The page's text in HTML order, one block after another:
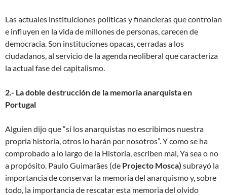
Las actuales instituiciones políticas y financieras que controlan
e influyen en la vida de millones de personas, carecen de
democracia. Son instituciones opacas, cerradas a los
ciudadanos, al servicio de la agenda neoliberal que caracteriza
la actual fase del capitalismo.
2.- La doble destrucción de la memoria anarquista en
Portugal
Alguien dijo que “si los anarquistas no escribimos nuestra
propria historia, otros lo harán por nosotros”. Y como se ha
comprobado a lo largo de la Historia, escriben mal, Ya sea o no
a propósito. Paulo Guimarães (de Projecto Mosca) subrayó la
importancia de conservar la memoria del anarquismo y, sobre
todo, la importancia de rescatar esta memoria del olvido